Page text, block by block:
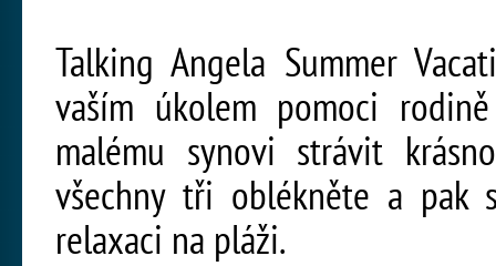
Talking Angela Summer
vaším úkolem pomoci
malému synovi strávit
všechny tři oblékněte a pak
relaxaci na pláži.